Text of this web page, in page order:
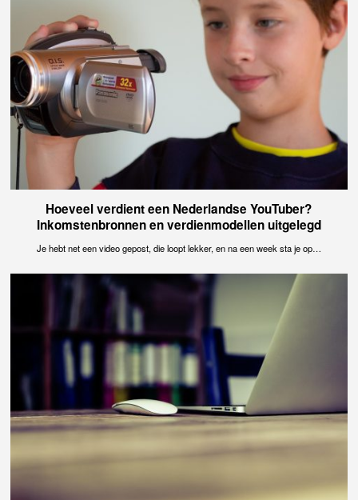
Hoeveel verdient een Nederlandse YouTuber?
Inkomstenbronnen en verdienmodellen uitgelegd
Je hebt net een video gepost, die loopt lekker, en na een week sta je op…